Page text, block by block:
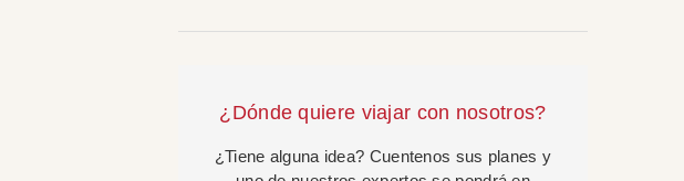
¿Dónde quiere viajar con nosotros?
¿Tiene alguna idea? Cuentenos sus planes y